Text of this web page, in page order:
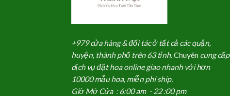
+979 cửa hàng & đối tác ở tất cả các quận,
huyện, thành phố trên 63 tỉnh.Chuyên cung cấp
dịch vụ đặt hoa online giao nhanh với hơn
10000 mẫu hoa, miễn phí ship.
Giờ Mở Cửa : 6:00 am - 22 :00 pm